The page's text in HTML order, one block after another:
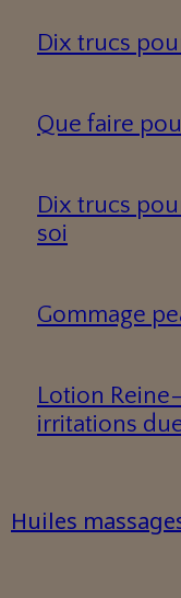
Dix trucs
Que faire
Dix trucs
soi
Gommage
Lotion
irritations
Huiles